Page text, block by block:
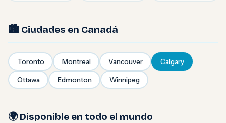
🏙️ Ciudades en Canadá
Toronto Montreal Vancouver Calgary
Ottawa Edmonton Winnipeg
🌍 Disponible en todo el mundo